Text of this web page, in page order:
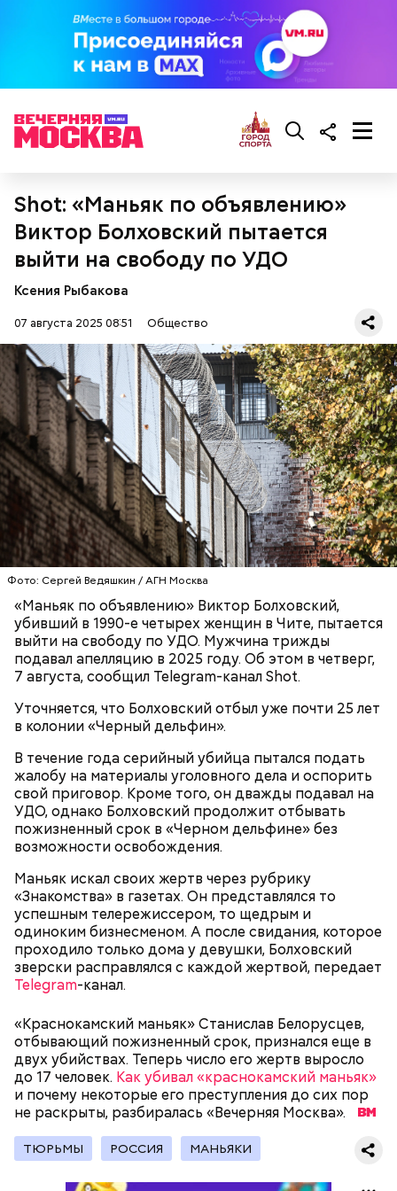
Shot: «Маньяк по объявлению»
Виктор Болховский пытается
выйти на свободу по УДО
Ксения Рыбакова
07 августа 2025 08:51 Общество
Фото: Сергей Ведяшкин / АГН Москва
«Маньяк по объявлению» Виктор Болховский,
убивший в 1990-е четырех женщин в Чите, пытается
выйти на свободу по УДО. Мужчина трижды
подавал апелляцию в 2025 году. Об этом в четверг,
7 августа, сообщил Telegram-канал Shot.
Уточняется, что Болховский отбыл уже почти 25 лет
в колонии «Черный дельфин».
В течение года серийный убийца пытался подать
жалобу на материалы уголовного дела и оспорить
свой приговор. Кроме того, он дважды подавал на
УДО, однако Болховский продолжит отбывать
пожизненный срок в «Черном дельфине» без
возможности освобождения.
Маньяк искал своих жертв через рубрику
«Знакомства» в газетах. Он представлялся то
успешным телережиссером, то щедрым и
одиноким бизнесменом. А после свидания, которое
проходило только дома у девушки, Болховский
зверски расправлялся с каждой жертвой, передает
Telegram-канал.
«Краснокамский маньяк» Станислав Белорусцев,
отбывающий пожизненный срок, признался еще в
двух убийствах. Теперь число его жертв выросло
до 17 человек. Как убивал «краснокамский маньяк»
и почему некоторые его преступления до сих пор
не раскрыты, разбиралась «Вечерняя Москва».
ТЮРЬМЫ РОССИЯ МАНЬЯКИ
В Международный день холостяка все мужчины
без пары видятся со своими друзьями, устраивают
вечеринки, играют в видеоигры и проводят время,
это возможно, ведь может быть и так, что через год
они уже не будут холостяками.
День малины со сливками
День малины со сливками отмечается в США в
честь вкусового сочетания этой ягоды со сливками.
В этот праздник люди едят не только малину со
сливками, но и другие десерты на основе этих
двух ингредиентов. Их можно купить в магазине
или сделать самостоятельно вместе со своими
родными и близкими.
Ингредиенты:
кабачок;
брынза;
растительное масло;
помидоры черри либо грунтовые.
— Кабачки нужно натереть длинными слайсами
(это можно сделать на специальной терке),
похожими на спагетти, и уложить в противень.
Дальше нужно добавить немного растительного
масла, соль, а сверху бросить хаотично
порезанную брынзу. Затем добавляются помидоры
черри или грунтовые, — рассказал шеф-повар.
беременным, кормящим женщинам;
людям с ослабленной иммунной системой;
пожилым;
детям.
— Там может содержаться огромное количество
нитратов, которое вызовет головокружение,
гипоксию и ухудшение физического состояния, —
предостерегла Соломатина.
Также не нужно есть дыню до корки, потому что
именно там скапливаются нитраты. И важно
собеседница «ВМ».